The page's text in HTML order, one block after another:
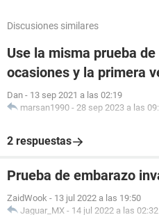
Discusiones similares
Use la misma prueba
ocasiones y la primera
Dan - 13 sep 2021 a las 02:19
marsan1990 - 28 sep 2023 a las
2 respuestas
Prueba de embarazo
ZaidWook - 13 jul 2022 a las 19:50
Jaguar_MX - 14 jul 2022 a las 02:32